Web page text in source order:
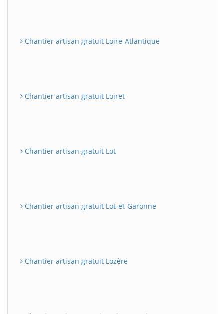
Chantier artisan gratuit Loire-Atlantique
Chantier artisan gratuit Loiret
Chantier artisan gratuit Lot
Chantier artisan gratuit Lot-et-Garonne
Chantier artisan gratuit Lozère